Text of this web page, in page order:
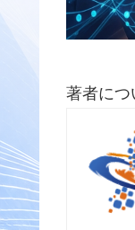
著者につ